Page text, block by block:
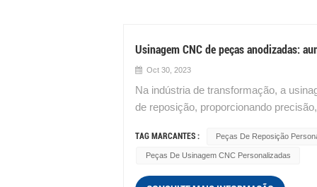
Usinagem CNC de peças anodizadas:
Oct 30, 2023
Na indústria de transformação, a
de reposição, proporcionando
peças de reposição, ao mesmo
superfície. Usinagem CNC de
computador que permite a produção
TAG MARCANTES : Peças De Reposição
Peças De Usinagem CNC Personalizadas